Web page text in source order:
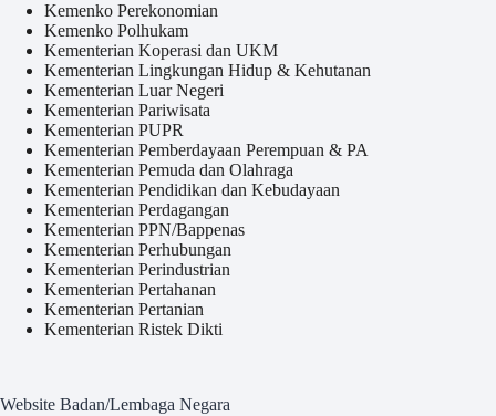
Kemenko Perekonomian
Kemenko Polhukam
Kementerian Koperasi dan UKM
Kementerian Lingkungan Hidup & Kehutanan
Kementerian Luar Negeri
Kementerian Pariwisata
Kementerian PUPR
Kementerian Pemberdayaan Perempuan & PA
Kementerian Pemuda dan Olahraga
Kementerian Pendidikan dan Kebudayaan
Kementerian Perdagangan
Kementerian PPN/Bappenas
Kementerian Perhubungan
Kementerian Perindustrian
Kementerian Pertahanan
Kementerian Pertanian
Kementerian Ristek Dikti
Website Badan/Lembaga Negara